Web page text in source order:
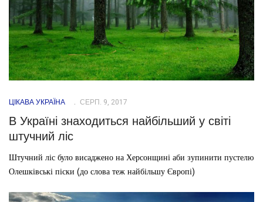
ЦІКАВА УКРАЇНА СЕРП. 9, 2017
В Україні знаходиться найбільший у світі
штучний ліс
Штучний ліс було висаджено на Херсонщині аби зупинити пустелю
Олешківські піски (до слова теж найбільшу Європі)